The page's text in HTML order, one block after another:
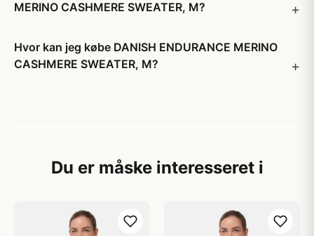
MERINO CASHMERE SWEATER, M?
Hvor kan jeg købe DANISH ENDURANCE MERINO
CASHMERE SWEATER, M?
Du er måske interesseret i